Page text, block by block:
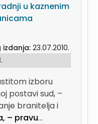
u kaznenim
izdanja: 23.07.2010.
izboru
postavi sud, –
branitelja i
– pravu...